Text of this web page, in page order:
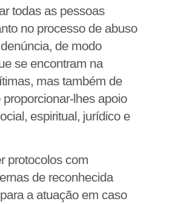
todas as pessoas
no processo de abuso
de modo
se encontram na
mas também de
lhes apoio
espiritual, jurídico e
protocolos com
de reconhecida
a atuação em caso